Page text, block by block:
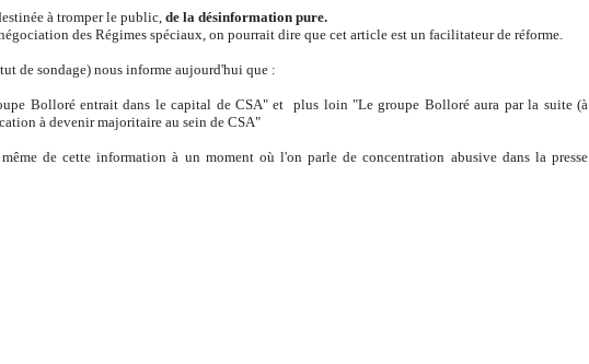
à tromper le public, de la désinformation pure.
des Régimes spéciaux, on pourrait dire que cet article est un facilitateur de réforme.
de sondage) nous informe aujourd'hui que :
Bolloré entrait dans le capital de CSA" et plus loin "Le groupe Bolloré aura par la suite (à
à devenir majoritaire au sein de CSA"
de cette information à un moment où l'on parle de concentration abusive dans la presse